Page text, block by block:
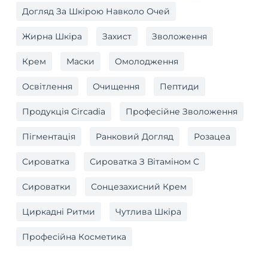
Догляд За Шкірою Навколо Очей
Жирна Шкіра Захист Зволоження
Крем Маски Омолодження
Освітлення Очищення Пептиди
Продукція Circadia Професійне Зволоження
Пігментація Ранковий Догляд Розацеа
Сироватка Сироватка З Вітаміном C
Сироватки Сонцезахисний Крем
Циркадні Ритми Чутлива Шкіра
Професійна Косметика